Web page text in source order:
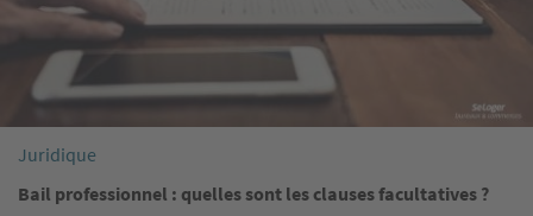
Juridique
Bail professionnel : quelles sont les clauses facultatives ?